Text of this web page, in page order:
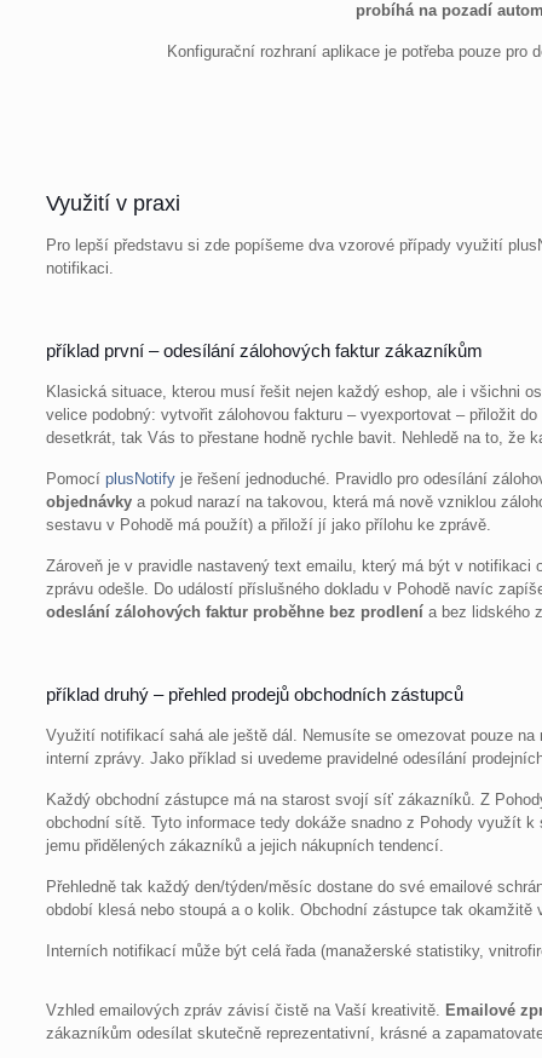
probíhá na pozadí
Konfigurační rozhraní aplikace je potřeba pouze
Využití v praxi
Pro lepší představu si zde popíšeme dva vzorové případy využití
notifikaci.
příklad první – odesílání zálohových faktur zákazníkům
Klasická situace, kterou musí řešit nejen každý eshop, ale i všichni
velice podobný: vytvořit zálohovou fakturu – vyexportovat – přiložit
desetkrát, tak Vás to přestane hodně rychle bavit. Nehledě na to, že
PomocíplusNotify je řešení jednoduché. Pravidlo pro odesílání
objednávky a pokud narazí na takovou, která má nově vzniklou
sestavu v Pohodě má použít) a přiloží jí jako přílohu ke zprávě.
Zároveň je v pravidle nastavený text emailu, který má být v
zprávu odešle. Do událostí příslušného dokladu v Pohodě navíc
odeslání zálohových faktur proběhne bez prodlení a bez lidského
příklad druhý – přehled prodejů obchodních zástupců
Využití notifikací sahá ale ještě dál. Nemusíte se omezovat pouze
interní zprávy. Jako příklad si uvedeme pravidelné odesílání
Každý obchodní zástupce má na starost svojí síť zákazníků. Z
obchodní sítě. Tyto informace tedy dokáže snadno z Pohody využít
jemu přidělených zákazníků a jejich nákupních tendencí.
Přehledně tak každý den/týden/měsíc dostane do své emailové
období klesá nebo stoupá a o kolik. Obchodní zástupce tak
Interních notifikací může být celá řada (manažerské statistiky,
Vzhled emailových zpráv závisí čistě na Vaší kreativitě. Emailové
zákazníkům odesílat skutečně reprezentativní, krásné a